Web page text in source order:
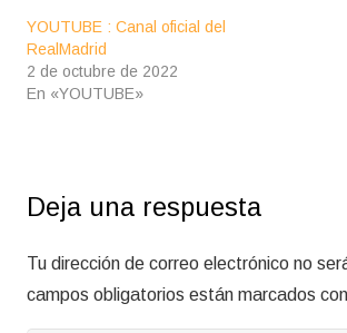
YOUTUBE : Canal oficial del
RealMadrid
2 de octubre de 2022
En «YOUTUBE»
Deja una respuesta
Tu dirección de correo electrónico no
campos obligatorios están marcados con